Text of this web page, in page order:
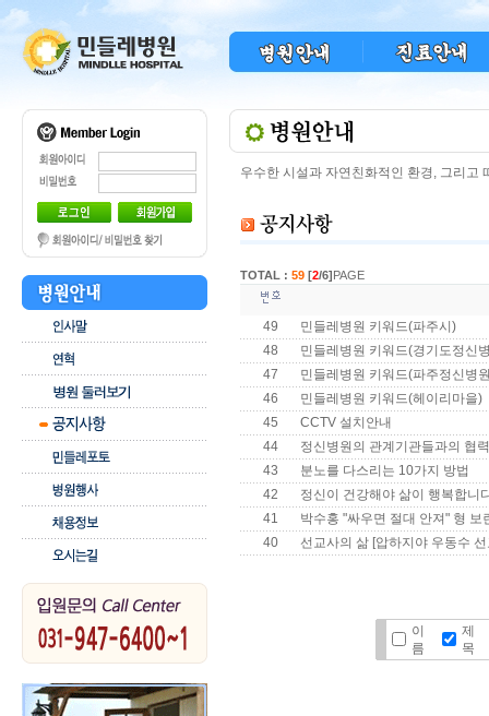
우수한 시설과 자연친화적인 환경, 그리고
TOTAL : 59 [2/6]PAGE
49
민들레병원 키워드(파주시)
48
민들레병원 키워드(경기도정신
47
민들레병원 키워드(파주정신병
46
민들레병원 키워드(헤이리마을)
45
CCTV 설치안내
44
정신병원의 관계기관들과의 협
43
분노를 다스리는 10가지 방법
42
정신이 건강해야 삶이 행복합니
41
박수홍 "싸우면 절대 안져" 형
40
선교사의 삶 [압하지야 우동수
이
름
제
목